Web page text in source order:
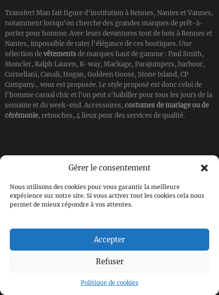
Gérer le consentement
Nous utilisons des cookies pour vous garantir la meilleure
expérience sur notre site. Si vous activer tout les cookies cela nous
permet de mieux répondre à vos attentes.
Accepter
Refuser
Politique de cookies
Transfert Man fait figure d'institution à Rennes, Nantes et Vannes,
notamment lorsqu'on cherche des grandes marques de prêt-à-
porter pour homme. Avec leurs devantures tout de bois à Rennes et
Nantes, impossible de rater l'élégance de ces boutiques. Une
sélection devêtementsde marques haut de gamme : Paul Smith,
Moncler, Ralph Lauren, K-way, Mackage, Parajumpers, barbour,
Corneliani, Canali, Hogan, Goldeen Goose, Stone Island, CP
Company... vous est proposée. Le style proposé est donc celui de
l'homme casual chic et l'on peut s'habiller pour tous les jours de la
semaine et du week-end. Accessoires, costumes de mariage ou de
cérémonie, retouches, 4 lieux pour des services de qualité.
Suivez-nous !
Politique de confidentialité & cookies
Création & design :